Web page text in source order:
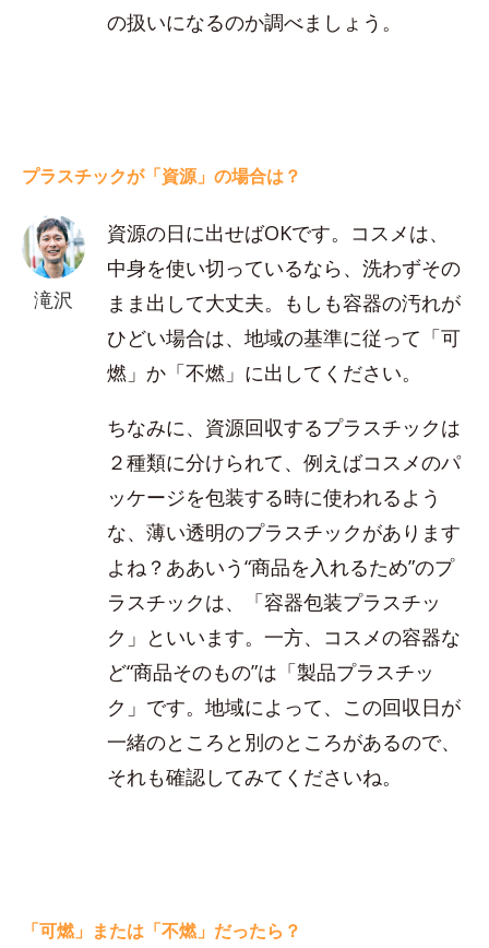
の扱いになるのか調べましょう。
プラスチックが「資源」の場合は？
滝沢
資源の日に出せばOKです。コスメは、
中身を使い切っているなら、洗わずその
まま出して大丈夫。もしも容器の汚れが
ひどい場合は、地域の基準に従って「可
燃」か「不燃」に出してください。
ちなみに、資源回収するプラスチックは
２種類に分けられて、例えばコスメのパ
ッケージを包装する時に使われるよう
な、薄い透明のプラスチックがあります
よね？ああいう“商品を入れるため”のプ
ラスチックは、「容器包装プラスチッ
ク」といいます。一方、コスメの容器な
ど“商品そのもの”は「製品プラスチッ
ク」です。地域によって、この回収日が
一緒のところと別のところがあるので、
それも確認してみてくださいね。
「可燃」または「不燃」だったら？